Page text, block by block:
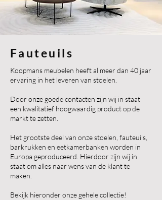
Fauteuils
Koopmans meubelen heeft al meer dan 40 jaar
ervaring in het leveren van stoelen.
Door onze goede contacten zijn wij in staat
een kwalitatief hoogwaardig product op de
markt te zetten.
Het grootste deel van onze stoelen, fauteuils,
barkrukken en eetkamerbanken worden in
Europa geproduceerd. Hierdoor zijn wij in
staat om alles naar wens van de klant te
maken.
Bekijk hieronder onze gehele collectie!